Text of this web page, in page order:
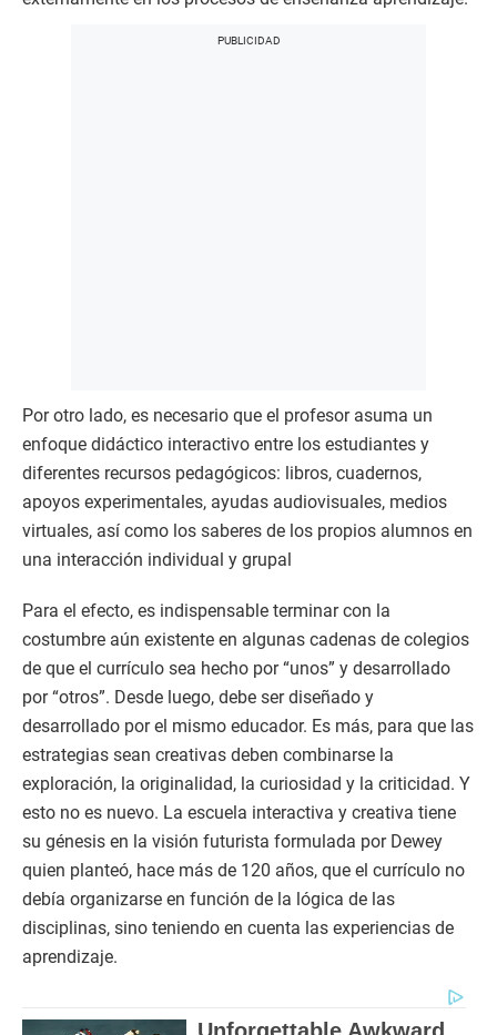
Por otro lado, es necesario que el profesor asuma un
enfoque didáctico interactivo entre los estudiantes y
diferentes recursos pedagógicos: libros, cuadernos,
apoyos experimentales, ayudas audiovisuales, medios
virtuales, así como los saberes de los propios alumnos en
una interacción individual y grupal
Para el efecto, es indispensable terminar con la
costumbre aún existente en algunas cadenas de colegios
de que el currículo sea hecho por “unos” y desarrollado
por “otros”. Desde luego, debe ser diseñado y
desarrollado por el mismo educador. Es más, para que las
estrategias sean creativas deben combinarse la
exploración, la originalidad, la curiosidad y la criticidad. Y
esto no es nuevo. La escuela interactiva y creativa tiene
su génesis en la visión futurista formulada por Dewey
quien planteó, hace más de 120 años, que el currículo no
debía organizarse en función de la lógica de las
disciplinas, sino teniendo en cuenta las experiencias de
aprendizaje.